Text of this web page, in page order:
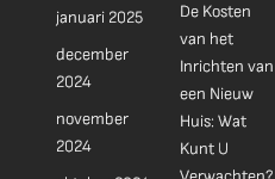
januari 2025
december
2024
november
2024
De Kosten
van het
Inrichten van
een Nieuw
Huis: Wat
Kunt U